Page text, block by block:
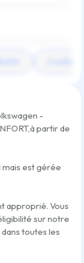
-
,à partir de
est gérée
approprié. Vous
sur notre
toutes les